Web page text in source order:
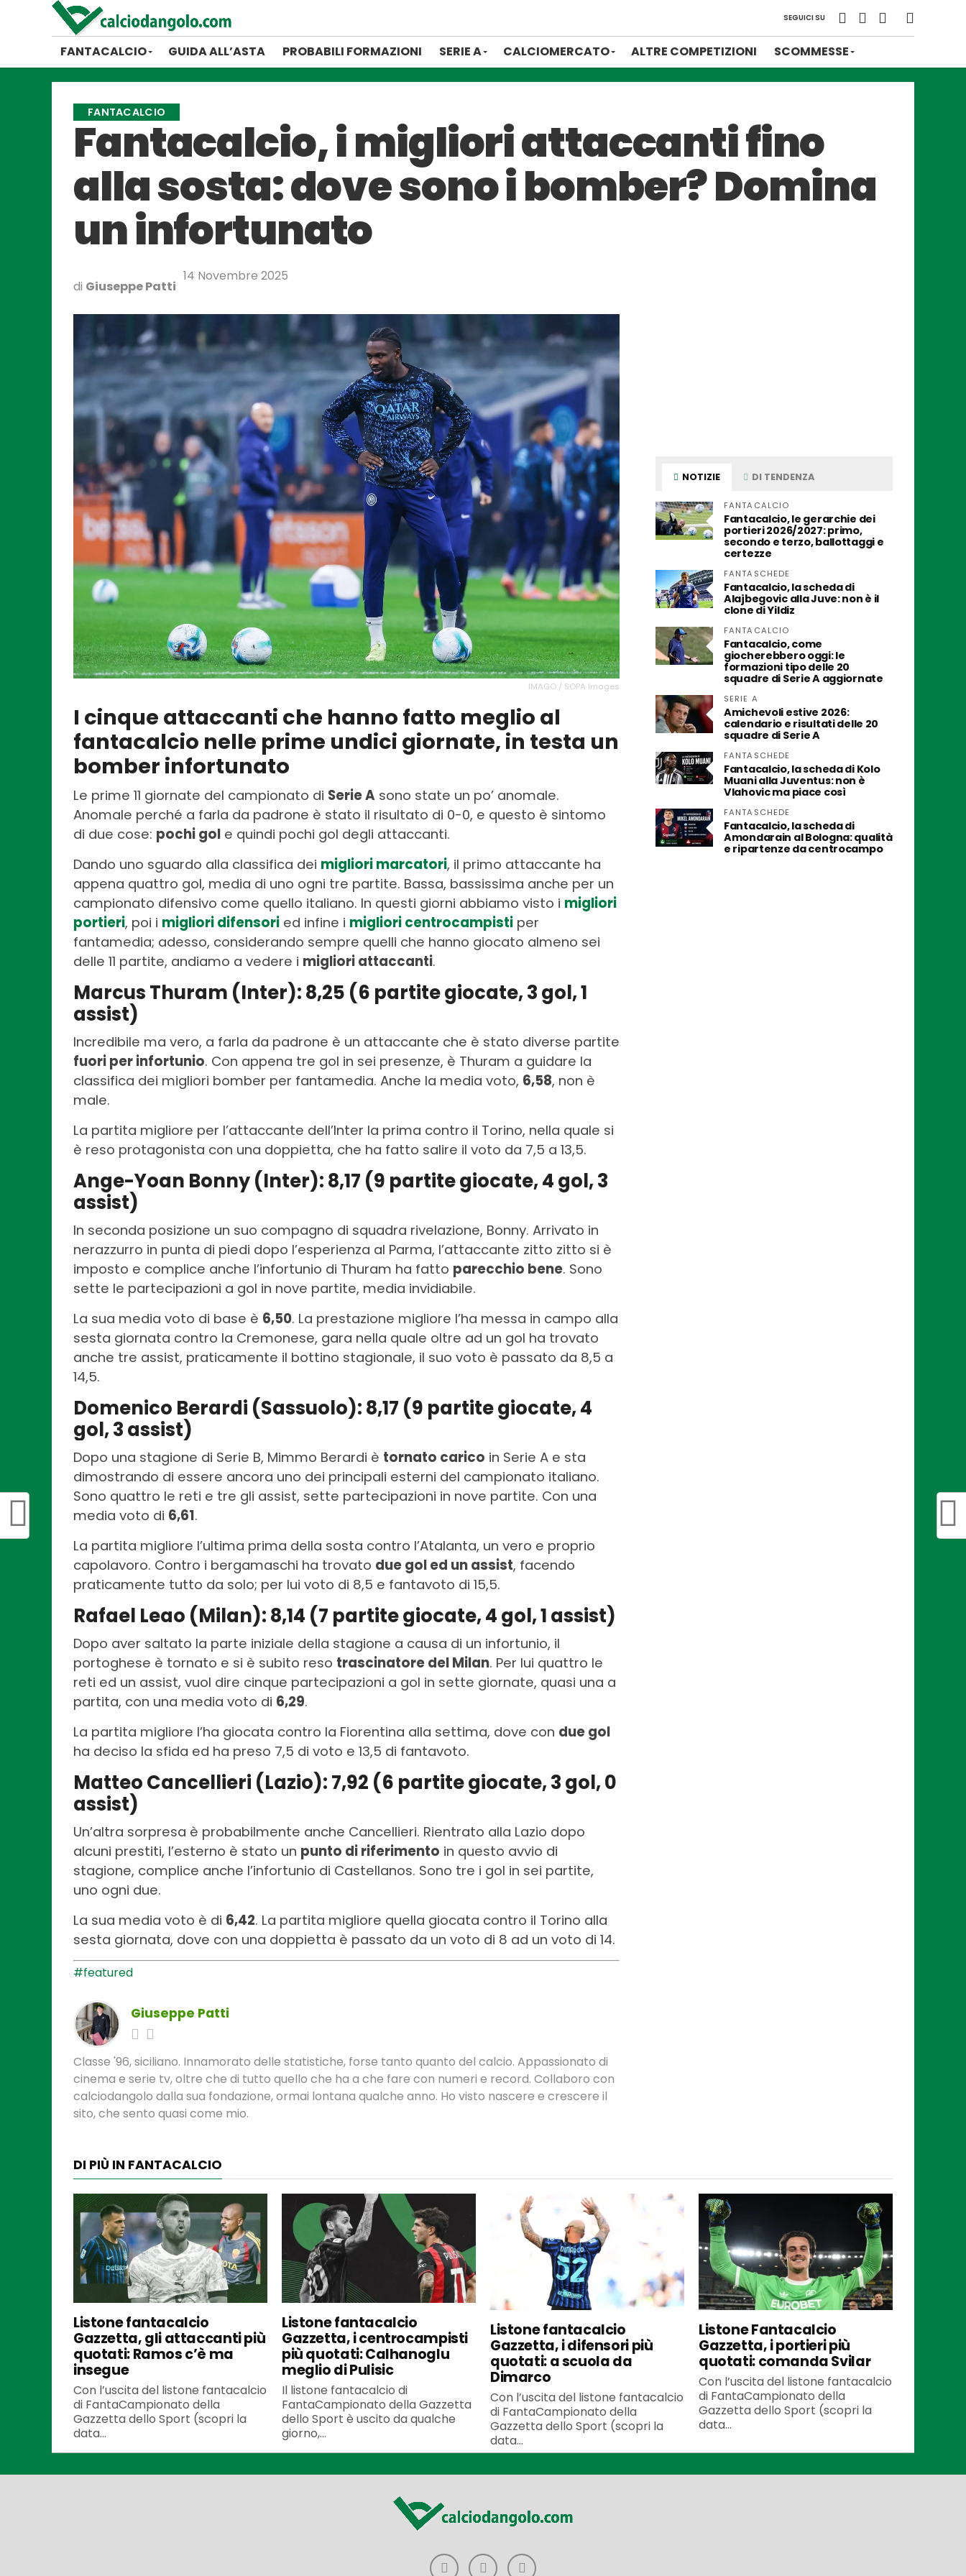
SEGUICI SU
FANTACALCIO GUIDA ALL’ASTA PROBABILI FORMAZIONI SERIE A CALCIOMERCATO ALTRE COMPETIZIONI SCOMMESSE
FANTACALCIO
Fantacalcio, i migliori attaccanti fino
alla sosta: dove sono i bomber? Domina
un infortunato
di Giuseppe Patti
14 Novembre 2025
IMAGO / SOPA Images
I cinque attaccanti che hanno fatto meglio al
fantacalcio nelle prime undici giornate, in testa un
bomber infortunato
Le prime 11 giornate del campionato di Serie A sono state un po’ anomale.
Anomale perché a farla da padrone è stato il risultato di 0-0, e questo è sintomo
di due cose: pochi gol e quindi pochi gol degli attaccanti.
Dando uno sguardo alla classifica dei migliori marcatori, il primo attaccante ha
appena quattro gol, media di uno ogni tre partite. Bassa, bassissima anche per un
campionato difensivo come quello italiano. In questi giorni abbiamo visto i migliori
portieri, poi i migliori difensori ed infine i migliori centrocampisti per
fantamedia; adesso, considerando sempre quelli che hanno giocato almeno sei
delle 11 partite, andiamo a vedere i migliori attaccanti.
Marcus Thuram (Inter): 8,25 (6 partite giocate, 3 gol, 1
assist)
Incredibile ma vero, a farla da padrone è un attaccante che è stato diverse partite
fuori per infortunio. Con appena tre gol in sei presenze, è Thuram a guidare la
classifica dei migliori bomber per fantamedia. Anche la media voto, 6,58, non è
male.
La partita migliore per l’attaccante dell’Inter la prima contro il Torino, nella quale si
è reso protagonista con una doppietta, che ha fatto salire il voto da 7,5 a 13,5.
Ange-Yoan Bonny (Inter): 8,17 (9 partite giocate, 4 gol, 3
assist)
In seconda posizione un suo compagno di squadra rivelazione, Bonny. Arrivato in
nerazzurro in punta di piedi dopo l’esperienza al Parma, l’attaccante zitto zitto si è
imposto e complice anche l’infortunio di Thuram ha fatto parecchio bene. Sono
sette le partecipazioni a gol in nove partite, media invidiabile.
La sua media voto di base è 6,50. La prestazione migliore l’ha messa in campo alla
sesta giornata contro la Cremonese, gara nella quale oltre ad un gol ha trovato
anche tre assist, praticamente il bottino stagionale, il suo voto è passato da 8,5 a
14,5.
Domenico Berardi (Sassuolo): 8,17 (9 partite giocate, 4
gol, 3 assist)
Dopo una stagione di Serie B, Mimmo Berardi è tornato carico in Serie A e sta
dimostrando di essere ancora uno dei principali esterni del campionato italiano.
Sono quattro le reti e tre gli assist, sette partecipazioni in nove partite. Con una
media voto di 6,61.
La partita migliore l’ultima prima della sosta contro l’Atalanta, un vero e proprio
capolavoro. Contro i bergamaschi ha trovato due gol ed un assist, facendo
praticamente tutto da solo; per lui voto di 8,5 e fantavoto di 15,5.
Rafael Leao (Milan): 8,14 (7 partite giocate, 4 gol, 1 assist)
Dopo aver saltato la parte iniziale della stagione a causa di un infortunio, il
portoghese è tornato e si è subito reso trascinatore del Milan. Per lui quattro le
reti ed un assist, vuol dire cinque partecipazioni a gol in sette giornate, quasi una a
partita, con una media voto di 6,29.
La partita migliore l’ha giocata contro la Fiorentina alla settima, dove con due gol
ha deciso la sfida ed ha preso 7,5 di voto e 13,5 di fantavoto.
Matteo Cancellieri (Lazio): 7,92 (6 partite giocate, 3 gol, 0
assist)
Un’altra sorpresa è probabilmente anche Cancellieri. Rientrato alla Lazio dopo
alcuni prestiti, l’esterno è stato un punto di riferimento in questo avvio di
stagione, complice anche l’infortunio di Castellanos. Sono tre i gol in sei partite,
uno ogni due.
La sua media voto è di 6,42. La partita migliore quella giocata contro il Torino alla
sesta giornata, dove con una doppietta è passato da un voto di 8 ad un voto di 14.
#featured
Giuseppe Patti
Classe '96, siciliano. Innamorato delle statistiche, forse tanto quanto del calcio. Appassionato di
cinema e serie tv, oltre che di tutto quello che ha a che fare con numeri e record. Collaboro con
calciodangolo dalla sua fondazione, ormai lontana qualche anno. Ho visto nascere e crescere il
sito, che sento quasi come mio.
NOTIZIE DI TENDENZA
FANTACALCIO
Fantacalcio, le gerarchie dei
portieri 2026/2027: primo,
secondo e terzo, ballottaggi e
certezze
FANTASCHEDE
Fantacalcio, la scheda di
Alajbegovic alla Juve: non è il
clone di Yildiz
FANTACALCIO
Fantacalcio, come
giocherebbero oggi: le
formazioni tipo delle 20
squadre di Serie A aggiornate
SERIE A
Amichevoli estive 2026:
calendario e risultati delle 20
squadre di Serie A
FANTASCHEDE
Fantacalcio, la scheda di Kolo
Muani alla Juventus: non è
Vlahovic ma piace così
FANTASCHEDE
Fantacalcio, la scheda di
Amondarain al Bologna: qualità
e ripartenze da centrocampo
DI PIÙ IN FANTACALCIO
Listone fantacalcio
Gazzetta, gli attaccanti più
quotati: Ramos c’è ma
insegue
Con l’uscita del listone fantacalcio
di FantaCampionato della
Gazzetta dello Sport (scopri la
data...
Listone fantacalcio
Gazzetta, i centrocampisti
più quotati: Calhanoglu
meglio di Pulisic
Il listone fantacalcio di
FantaCampionato della Gazzetta
dello Sport è uscito da qualche
giorno,...
Listone fantacalcio
Gazzetta, i difensori più
quotati: a scuola da
Dimarco
Con l’uscita del listone fantacalcio
di FantaCampionato della
Gazzetta dello Sport (scopri la
data...
Listone Fantacalcio
Gazzetta, i portieri più
quotati: comanda Svilar
Con l’uscita del listone fantacalcio
di FantaCampionato della
Gazzetta dello Sport (scopri la
data...